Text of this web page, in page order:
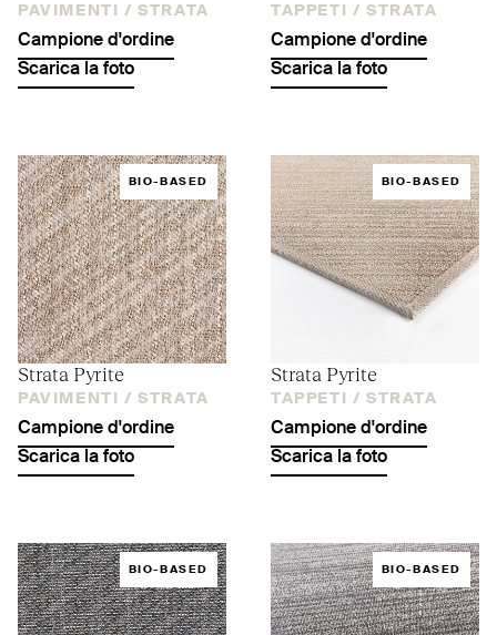
PAVIMENTI / STRATA
Campione d'ordine
Scarica la foto
TAPPETI / STRATA
Campione d'ordine
Scarica la foto
BIO-BASED
Strata Pyrite
PAVIMENTI / STRATA
Campione d'ordine
Scarica la foto
BIO-BASED
Strata Pyrite
TAPPETI / STRATA
Campione d'ordine
Scarica la foto
BIO-BASED BIO-BASED